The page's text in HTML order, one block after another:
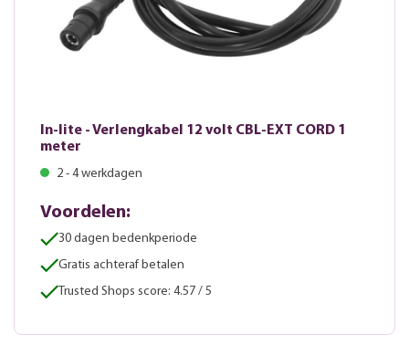
In-lite - Verlengkabel 12 volt CBL-EXT CORD 1
meter
2 - 4 werkdagen
Voordelen:
30 dagen bedenkperiode
Gratis achteraf betalen
Trusted Shops score: 4.57 / 5